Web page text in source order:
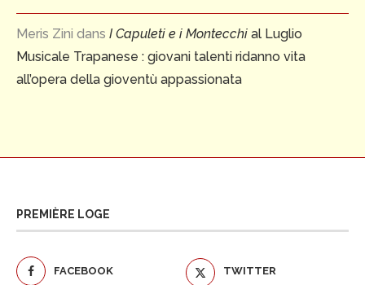
Meris Zini dans I Capuleti e i Montecchi al Luglio
Musicale Trapanese : giovani talenti ridanno vita
all’opera della gioventù appassionata
PREMIÈRE LOGE
FACEBOOK TWITTER